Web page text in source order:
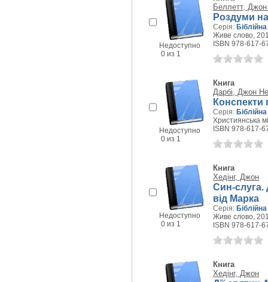
Недоступно
0 из 1
Беллетт,
Роздуми
Серія:
Живе слово,
ISBN 978-617-
Недоступно
0 из 1
Книга
Дарбі, Джон
Конспекти
Серія:
Християнська
ISBN 978-617-
Недоступно
0 из 1
Книга
Хедінг, Джон
Син-слуга.
від Марка
Серія:
Живе слово,
ISBN 978-617-
Книга
Хедінг, Джон